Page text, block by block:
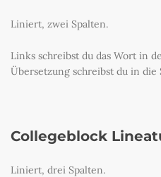
Liniert, zwei Spalten.
Links schreibst du das Wort in
Übersetzung schreibst du in die
Collegeblock
Liniert, drei Spalten.